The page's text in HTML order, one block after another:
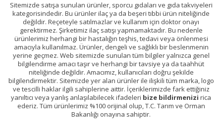
Sitemizde satışa sunulan ürünler, sporcu gıdaları ve gıda takviyeleri
kategorisindedir. Bu ürünler ilaç ya da beşeri tıbbi ürün niteliğinde
değildir. Reçeteyle satılmazlar ve kullanım için doktor onayı
gerektirmez. Şirketimiz ilaç satışı yapmamaktadır. Bu nedenle
ürünlerimiz herhangi bir hastalığın teşhis, tedavi veya önlenmesi
amacıyla kullanılmaz. Ürünler, dengeli ve sağlıklı bir beslenmenin
yerine geçmez. Web sitemizde sunulan tüm bilgiler yalnızca genel
bilgilendirme amacı taşır ve herhangi bir tavsiye ya da taahhüt
niteliğinde değildir. Amacımız, kullanıcıları doğru şekilde
bilgilendirmektir. Sitemizde yer alan ürünler ile ilişkili tüm marka, logo
ve tescilli haklar ilgili sahiplerine aittir. İçeriklerimizde fark ettiğiniz
yanıltıcı veya yanlış anlaşılabilecek ifadeleri bize bildirmenizi rica
ederiz. Tüm ürünlerimiz %100 orijinal olup, T.C. Tarım ve Orman
Bakanlığı onayına sahiptir.